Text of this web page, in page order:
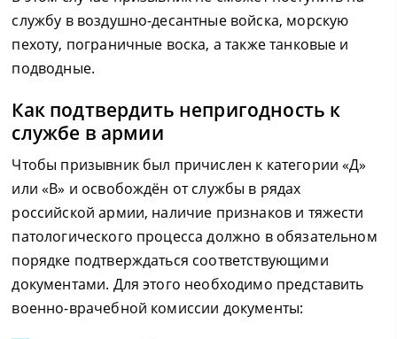
службу в воздушно-десантные войска, морскую
пехоту, пограничные воска, а также танковые и
подводные.
Как подтвердить непригодность к
службе в армии
Чтобы призывник был причислен к категории «Д»
или «В» и освобождён от службы в рядах
российской армии, наличие признаков и тяжести
патологического процесса должно в обязательном
порядке подтверждаться соответствующими
документами. Для этого необходимо представить
военно-врачебной комиссии документы: